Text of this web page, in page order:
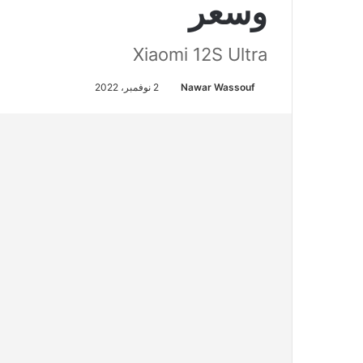
وسعر
Xiaomi 12S Ultra
Nawar Wassouf 2 نوفمبر، 2022